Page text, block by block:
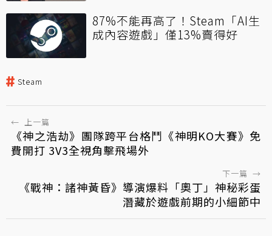
87%不能再高了！Steam「AI生
成內容遊戲」僅13%賣得好
Steam
← 上一篇
《神之浩劫》團隊跨平台格鬥《神明KO大賽》免
費開打 3V3全視角擊飛場外
下一篇 →
《戰神：諸神黃昏》導演爆料「奧丁」神秘彩蛋
潛藏於遊戲前期的小細節中